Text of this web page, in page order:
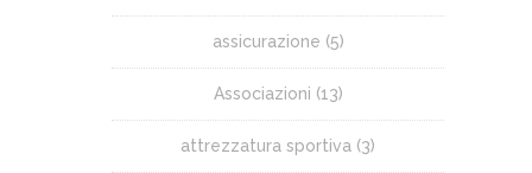
assicurazione (5)
Associazioni (13)
attrezzatura sportiva (3)